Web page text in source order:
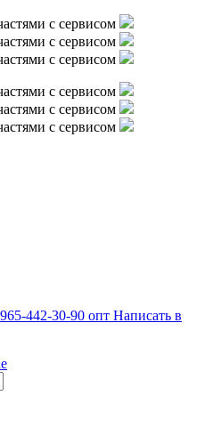
с сервисом
с сервисом
с сервисом
с сервисом
с сервисом
с сервисом
442-30-90 опт Написать в